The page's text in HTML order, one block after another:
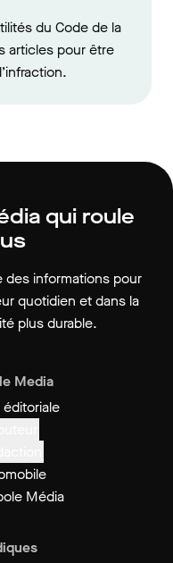
du Code de la
articles pour être
qui roule
des informations pour
quotidien et dans la
plus durable.
Media
Média